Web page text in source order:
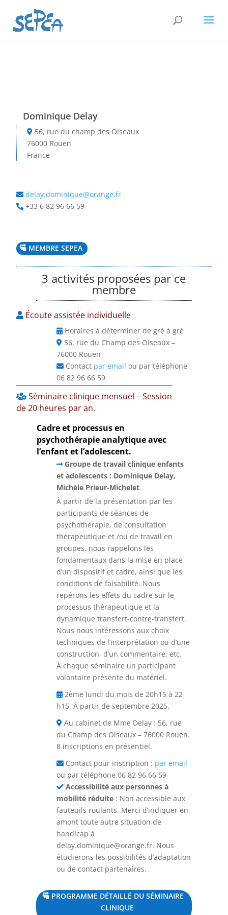
Dominique Delay
56, rue du champ des Oiseaux
76000 Rouen
France
delay.dominique@orange.fr
+33 6 82 96 66 59
MEMBRE SEPEA
3 activités proposées par ce
membre
Écoute assistée individuelle
Horaires à déterminer de gré à gré
56, rue du Champ des Oiseaux –
76000 Rouen
Contact par email ou par téléphone
06 82 96 66 59
Séminaire clinique mensuel – Session
de 20 heures par an.
Cadre et processus en
psychothérapie analytique avec
l’enfant et l’adolescent.
Groupe de travail clinique enfants
et adolescents : Dominique Delay,
Michèle Prieur-Michelet
À partir de la présentation par les
participants de séances de
psychothérapie, de consultation
thérapeutique et /ou de travail en
groupes, nous rappelons les
fondamentaux dans la mise en place
d’un dispositif et cadre, ainsi que les
conditions de faisabilité. Nous
repérons les effets du cadre sur le
processus thérapeutique et la
dynamique transfert-contre-transfert.
Nous nous intéressons aux choix
techniques de l’interprétation ou d’une
construction, d’un commentaire, etc.
À chaque séminaire un participant
volontaire présente du matériel.
2ème lundi du mois de 20h15 à 22
h15. À partir de septembre 2025.
Au cabinet de Mme Delay : 56, rue
du Champ des Oiseaux – 76000 Rouen.
8 inscriptions en présentiel.
Contact pour inscription : par email
ou par téléphone 06 82 96 66 59
Accessibilité aux personnes à
mobilité réduite: Non accessible aux
fauteuils roulants. Merci d’indiquer en
amont toute autre situation de
handicap à
delay.dominique@orange.fr. Nous
étudierons les possibilités d’adaptation
ou de contact partenaires.
PROGRAMME DÉTAILLÉ DU SÉMINAIRE
CLINIQUE